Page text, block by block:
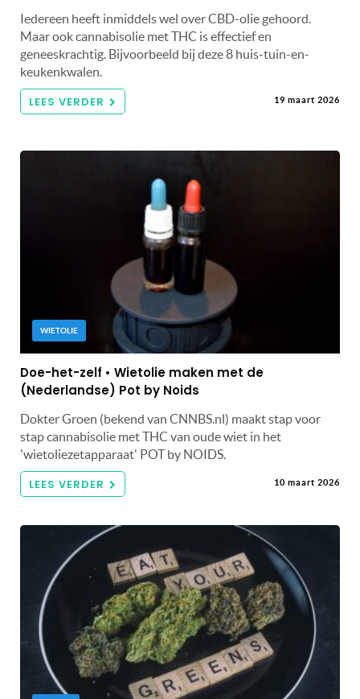
Iedereen heeft inmiddels wel over CBD-olie gehoord.
Maar ook cannabisolie met THC is effectief en
geneeskrachtig. Bijvoorbeeld bij deze 8 huis-tuin-en-
keukenkwalen.
LEES VERDER 19 maart 2026
WIETOLIE
Doe-het-zelf • Wietolie maken met de
(Nederlandse) Pot by Noids
Dokter Groen (bekend van CNNBS.nl) maakt stap voor
stap cannabisolie met THC van oude wiet in het
'wietoliezetapparaat' POT by NOIDS.
LEES VERDER 10 maart 2026